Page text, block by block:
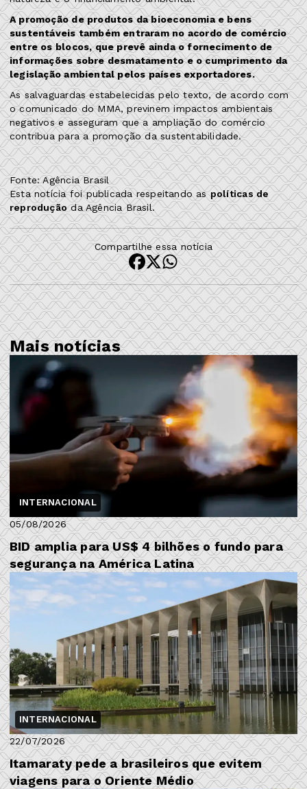
A promoção de produtos da bioeconomia e bens
sustentáveis também entraram no acordo de comércio
entre os blocos, que prevê ainda o fornecimento de
informações sobre desmatamento e o cumprimento da
legislação ambiental pelos países exportadores.
As salvaguardas estabelecidas pelo texto, de acordo com
o comunicado do MMA, previnem impactos ambientais
negativos e asseguram que a ampliação do comércio
contribua para a promoção da sustentabilidade.
Fonte: Agência Brasil
Esta notícia foi publicada respeitando aspolíticas de
reproduçãoda Agência Brasil.
Compartilhe essa notícia
Mais notícias
INTERNACIONAL
05/08/2026
BID amplia para US$ 4 bilhões o fundo para
segurança na América Latina
INTERNACIONAL
22/07/2026
Itamaraty pede a brasileiros que evitem
viagens para o Oriente Médio